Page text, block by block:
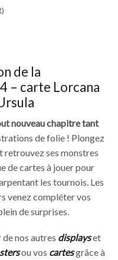
de la
– carte Lorcana
nouveau chapitre tant
de folie ! Plongez
retrouvez ses monstres
de cartes à jouer pour
les tournois. Les
venez compléter vos
de surprises.
nos autres displayset
ou vos cartesgrâce à